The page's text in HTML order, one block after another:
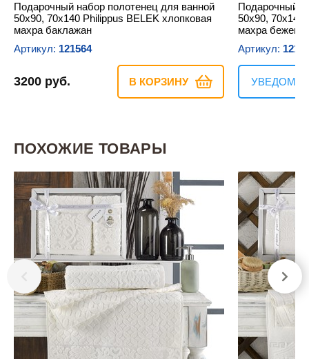
Подарочный набор полотенец для ванной
50х90, 70х140 Philippus BELEK хлопковая
махра баклажан
Артикул: 121564
3200 руб. В КОРЗИНУ
Подарочный
50х90, 70х140
махра
Артикул:
ПОХОЖИЕ ТОВАРЫ